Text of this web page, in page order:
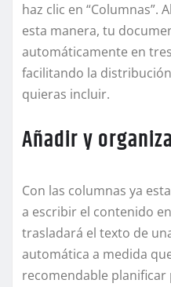
haz clic en “Columnas”.
esta manera, tu
automáticamente en
facilitando la
quieras incluir.
Añadir y
Con las columnas ya
a escribir el contenido
trasladará el texto de
automática a medida
recomendable